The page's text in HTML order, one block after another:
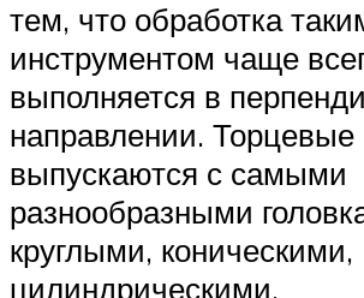
тем, что обработка
инструментом чаще
выполняется в
направлении. Торцевые
выпускаются с самыми
разнообразными
круглыми, коническими,
цилиндрическими,